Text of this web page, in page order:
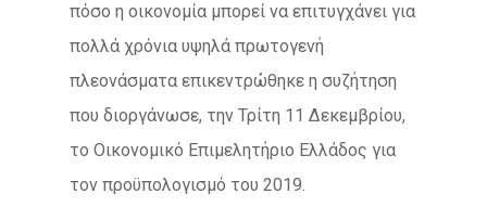
πόσο η οικονομία μπορεί να επιτυγχάνει για
πολλά χρόνια υψηλά πρωτογενή
πλεονάσματα επικεντρώθηκε η συζήτηση
που διοργάνωσε, την Τρίτη 11 Δεκεμβρίου,
το Οικονομικό Επιμελητήριο Ελλάδος για
τον προϋπολογισμό του 2019.